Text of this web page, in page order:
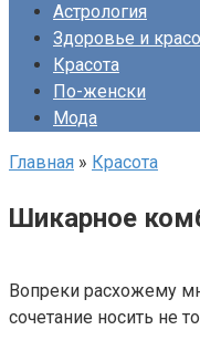
Астрология
Здоровье и
Красота
По-женски
Мода
Главная » Красота
Шикарное
Вопреки расхожему
сочетание носить не